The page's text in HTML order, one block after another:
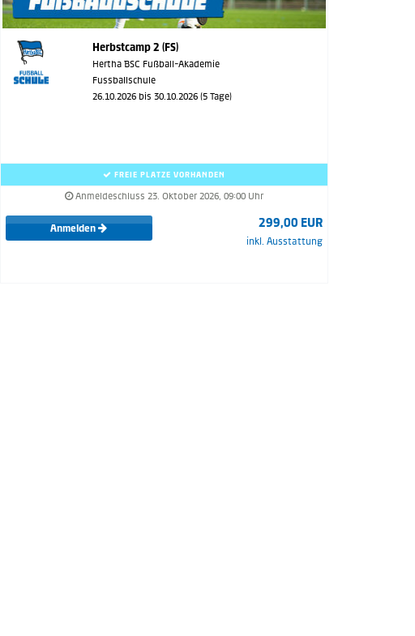
Herbstcamp 2 (FS)
Hertha BSC Fußball-Akademie
Fussballschule
26.10.2026 bis 30.10.2026 (5 Tage)
FREIE PLÄTZE VORHANDEN
Anmeldeschluss 23. Oktober 2026, 09:00 Uhr
Anmelden 299,00 EUR
inkl. Ausstattung